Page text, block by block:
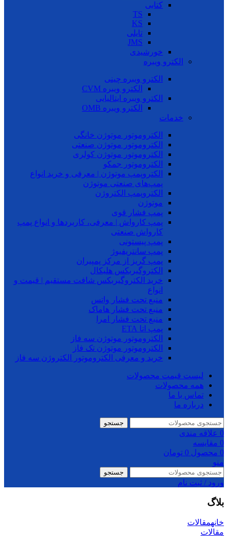
کتابی
TS
KS
تایلی
JMS
خورشیدی
الکترو ویبره
الکترو ویبره چینی
الکترو ویبره CVM
الکترو ویبره ایتالیایی
الکترو ویبره OMB
خدمات
الکتروموتور موتوژن خانگی
الکتروموتور موتوژن صنعتی
الکتروموتور موتوژن کولری
الکتروموتور جمکو
الکتروپمپ موتوژن | معرفی و خرید انواع
پمپ‌های صنعتی موتوژن
الکتروپمپ الکتروژن
موتوژن
پمپ فشار قوی
پمپ کارواش | معرفی، کاربردها و انواع پمپ
کارواش صنعتی
پمپ پیستونی
پمپ سانتریفیوژ
پمپ گریز از مرکز پمپیران
الکتروگیربکس هلیکال
خرید الکتروگیربکس شافت مستقیم | قیمت و
انواع
منبع تحت فشار واتس
منبع تحت فشار هاماک
منبع تحت فشار امرا
پمپ اتا ETA
الکتروموتور موتوژن سه فاز
الکتروموتور موتوژن تک فاز
خرید و معرفی الکتروموتور الکتروژن سه فاز
لیست قیمت محصولات
همه محصولات
تماس با ما
درباره ما
جستجو
0 علاقه مندی
0 مقایسه
0 محصول 0 تومان
منو
جستجو
ورود / ثبت نام
بلاگ
خانهمقالات
مقالات